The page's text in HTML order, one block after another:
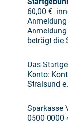
60,00 €
beträgt die
Das
Konto:
Stralsund
Sparkasse
0500 0000